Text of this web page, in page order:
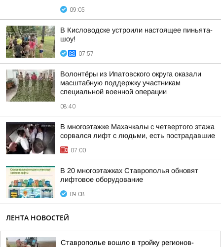
09:05
В Кисловодске устроили настоящее пиньята-
шоу!
07:57
Волонтёры из Ипатовского округа оказали
масштабную поддержку участникам
специальной военной операции
08:40
В многоэтажке Махачкалы с четвертого этажа
сорвался лифт с людьми, есть пострадавшие
07:00
В 20 многоэтажках Ставрополья обновят
лифтовое оборудование
09:08
ЛЕНТА НОВОСТЕЙ
Ставрополье вошло в тройку регионов-